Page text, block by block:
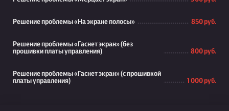
Решение проблемы «На экране полосы» 850 руб.
Решение проблемы «Гаснет экран» (без
прошивки платы управления)
800 руб.
Решение проблемы «Гаснет экран» (с прошивкой
платы управления)
1 000 руб.